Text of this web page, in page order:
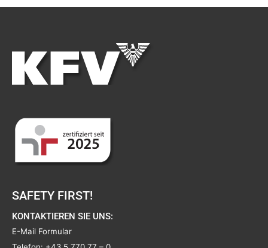
SAFETY FIRST!
KONTAKTIEREN SIE UNS:
E-Mail Formular